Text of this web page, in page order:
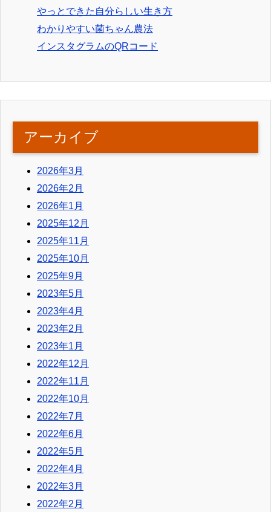
やっとできた自分らしい生き方
わかりやすい菌ちゃん農法
インスタグラムのQRコード
アーカイブ
2026年3月
2026年2月
2026年1月
2025年12月
2025年11月
2025年10月
2025年9月
2023年5月
2023年4月
2023年2月
2023年1月
2022年12月
2022年11月
2022年10月
2022年7月
2022年6月
2022年5月
2022年4月
2022年3月
2022年2月